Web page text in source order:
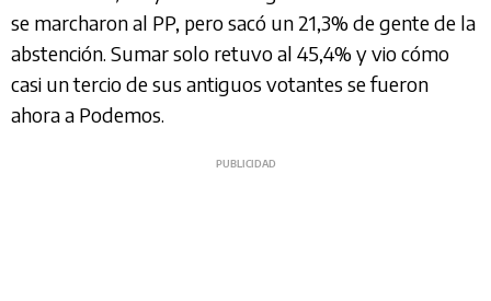
se marcharon al PP, pero sacó un 21,3% de gente de la
abstención. Sumar solo retuvo al 45,4% y vio cómo
casi un tercio de sus antiguos votantes se fueron
ahora a Podemos.